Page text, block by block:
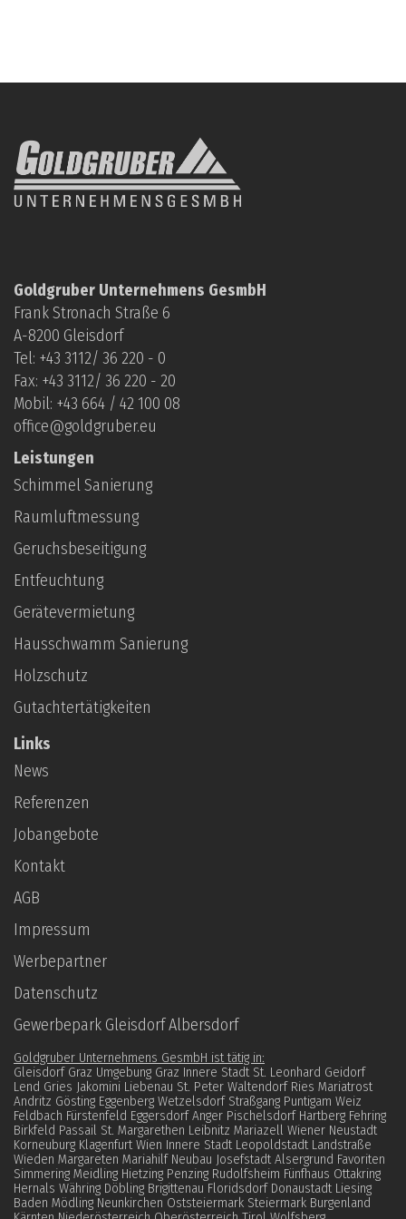
Gutachter Hausschwamm
Gutachter Schimmel
Gutachter Feuchtigkeit
Geruchsbeseitigung
Hausschwamm Sanierung
Hausschwamm Analyse
Hausschwamm Schutzmittel
Mazeration Holz
Downloads
KMF Sanierung
Goldgruber Unternehmens GesmbH
Frank Stronach Straße 6
A-8200 Gleisdorf
Tel: +43 3112/ 36 220 - 0
Fax: +43 3112/ 36 220 - 20
Mobil: +43 664 / 42 100 08
office@goldgruber.eu
Leistungen
Schimmel Sanierung
Raumluftmessung
Geruchsbeseitigung
Entfeuchtung
Gerätevermietung
Hausschwamm Sanierung
Holzschutz
Gutachtertätigkeiten
Links
News
Referenzen
Jobangebote
Kontakt
AGB
Impressum
Werbepartner
Datenschutz­
Gewerbepark Gleisdorf Albersdorf
Goldgruber Unternehmens GesmbH ist tätig in:
Gleisdorf Graz Umgebung Graz Innere Stadt St. Leonhard Geidorf
Lend Gries Jakomini Liebenau St. Peter Waltendorf Ries Mariatrost
Andritz Gösting Eggenberg Wetzelsdorf Straßgang Puntigam Weiz
Feldbach Fürstenfeld Eggersdorf Anger Pischelsdorf Hartberg Fehring
Birkfeld Passail St. Margarethen Leibnitz Mariazell Wiener Neustadt
Korneuburg Klagenfurt Wien Innere Stadt Leopoldstadt Landstraße
Wieden Margareten Mariahilf Neubau Josefstadt Alsergrund Favoriten
Simmering Meidling Hietzing Penzing Rudolfsheim Fünfhaus Ottakring
Hernals Währing Döbling Brigittenau Floridsdorf Donaustadt Liesing
Baden Mödling Neunkirchen Oststeiermark Steiermark Burgenland